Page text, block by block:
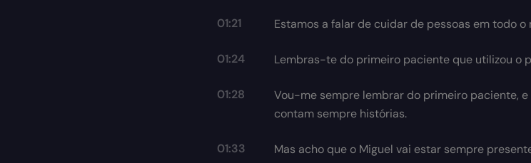
01:21 Estamos a falar de cuidar de pessoas em todo o
01:24 Lembras-te do primeiro paciente que utilizou o
01:28
Vou-me sempre lembrar do primeiro paciente,
contam sempre histórias.
01:33 Mas acho que o Miguel vai estar sempre